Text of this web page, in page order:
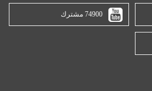
74900 مشترك